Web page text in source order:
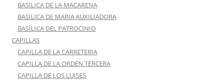
BASILICA DE LA MACARENA
BASILICA DE MARIA AUXILIADORA
BASÍLICA DEL PATROCINIO
CAPILLAS
CAPILLA DE LA CARRETERIA
CAPILLA DE LA ORDEN TERCERA
CAPILLA DE LOS LUISES